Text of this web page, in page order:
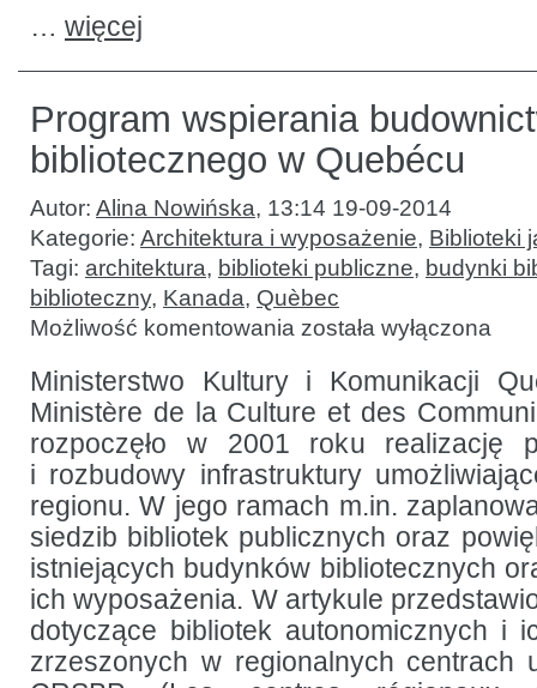
… więcej
Program wspierania
bibliotecznego w Quebécu
Autor: Alina Nowińska, 13:14 19-09-2014
Kategorie: Architektura i wyposażenie, Biblioteki
Tagi: architektura, biblioteki publiczne, budynki
biblioteczny, Kanada, Quèbec
Możliwość komentowania Program
wspierania
bibliotecznego
w Quebécu
została wyłączona
Ministerstwo Kultury i Komunikacji
Ministère de la Culture et des
rozpoczęło w 2001 roku realizację
i rozbudowy infrastruktury
regionu. W jego ramach m.in.
siedzib bibliotek publicznych oraz
istniejących budynków bibliotecznych
ich wyposażenia. W artykule
dotyczące bibliotek autonomicznych i
zrzeszonych w regionalnych centrach